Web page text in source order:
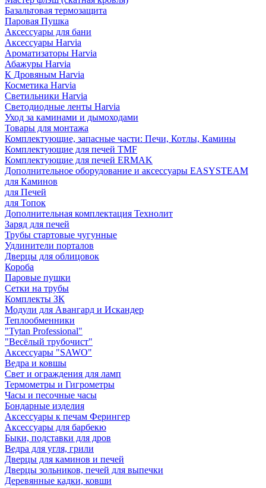
Базальтовая термозащита
Паровая Пушка
Аксессуары для бани
Аксессуары Harvia
Ароматизаторы Harvia
Абажуры Harvia
К Дровяным Harvia
Косметика Harvia
Светильники Harvia
Светодиодные ленты Harvia
Уход за каминами и дымоходами
Товары для монтажа
Комплектующие, запасные части: Печи, Котлы, Камины
Комплектующие для печей TMF
Комплектующие для печей ERMAK
Дополнительное оборудование и аксессуары EASYSTEAM
для Каминов
для Печей
для Топок
Дополнительная комплектация Технолит
Заряд для печей
Трубы стартовые чугунные
Удлинители порталов
Дверцы для облицовок
Короба
Паровые пушки
Сетки на трубы
Комплекты ЗК
Модули для Авангард и Искандер
Теплообменники
"Tytan Professional"
"Весёлый трубочист"
Аксессуары "SAWO"
Ведра и ковшы
Свет и ограждения для ламп
Термометры и Гигрометры
Часы и песочные часы
Бондарные изделия
Аксессуары к печам Ферингер
Аксессуары для барбекю
Быки, подставки для дров
Ведра для угля, грили
Дверцы для каминов и печей
Дверцы зольников, печей для выпечки
Деревянные кадки, ковши